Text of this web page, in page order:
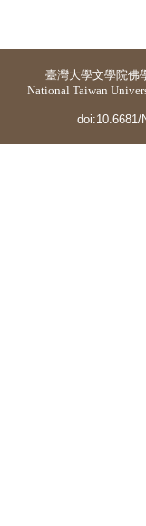
臺灣大學文學院佛
National Taiwan
doi:10.6681/